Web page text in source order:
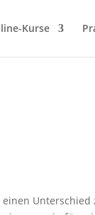
Kurse
Unterschied